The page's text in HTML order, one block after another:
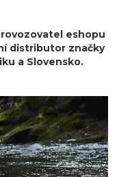
eshopu
distributor značky
a Slovensko.